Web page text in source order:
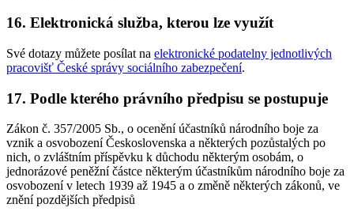
16. Elektronická služba, kterou lze využít
Své dotazy můžete posílat na elektronické podatelny jednotlivých
pracovišť České správy sociálního zabezpečení.
17. Podle kterého právního předpisu se postupuje
Zákon č. 357/2005 Sb., o ocenění účastníků národního boje za
vznik a osvobození Československa a některých pozůstalých po
nich, o zvláštním příspěvku k důchodu některým osobám, o
jednorázové peněžní částce některým účastníkům národního boje za
osvobození v letech 1939 až 1945 a o změně některých zákonů, ve
znění pozdějších předpisů